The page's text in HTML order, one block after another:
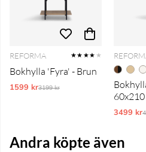
REFORMA ★★★★ ★
Bokhylla 'Fyra' - Brun
1599 krOrdinarie pris:
3199 kr
3499 kr
Andra köpte även